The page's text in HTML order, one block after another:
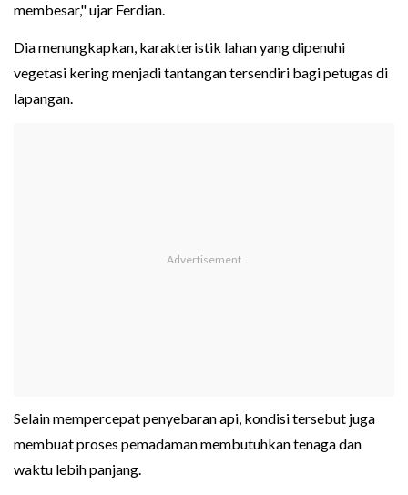
membesar," ujar Ferdian.
Dia menungkapkan, karakteristik lahan yang dipenuhi
vegetasi kering menjadi tantangan tersendiri bagi petugas di
lapangan.
Selain mempercepat penyebaran api, kondisi tersebut juga
membuat proses pemadaman membutuhkan tenaga dan
waktu lebih panjang.